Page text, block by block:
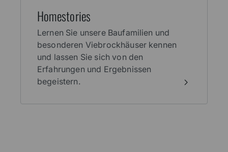
Home­stories
Lernen Sie unsere Baufamilien und
besonderen Viebrockhäuser kennen
und lassen Sie sich von den
Erfahrungen und Ergebnissen
begeistern.